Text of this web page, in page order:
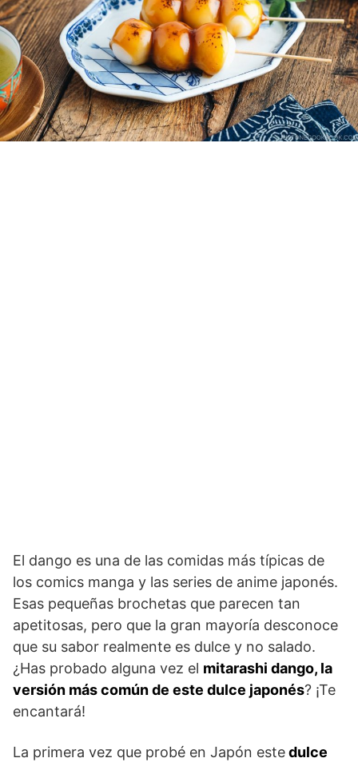
El dango es una de las comidas más típicas de
los comics manga y las series de anime japonés.
Esas pequeñas brochetas que parecen tan
apetitosas, pero que la gran mayoría desconoce
que su sabor realmente es dulce y no salado.
¿Has probado alguna vez el mitarashi dango, la
versión más común de este dulce japonés? ¡Te
encantará!
La primera vez que probé en Japón estedulce